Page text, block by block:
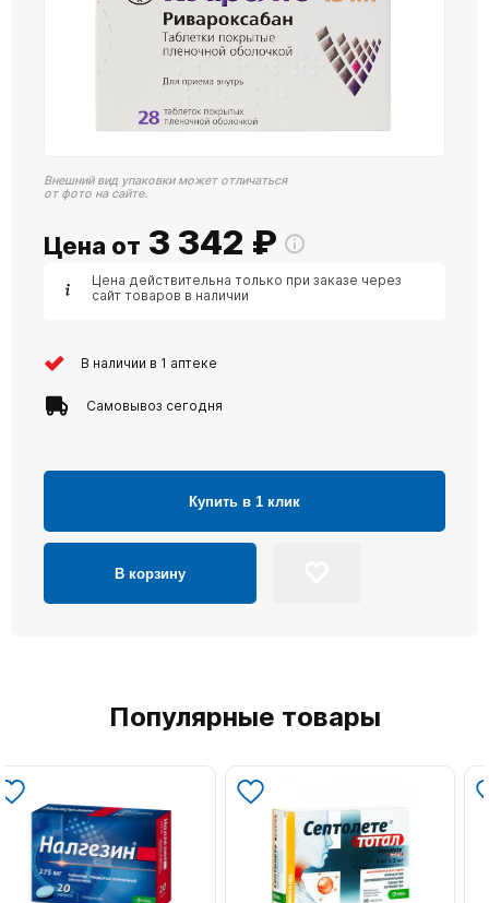
Внешний вид упаковки может отличаться
от фото на сайте.
Цена от 3 342 ₽
Цена действительна только при заказе через
сайт товаров в наличии
В наличии в 1 аптеке
Самовывоз сегодня
Купить в 1 клик
В корзину
Популярные товары